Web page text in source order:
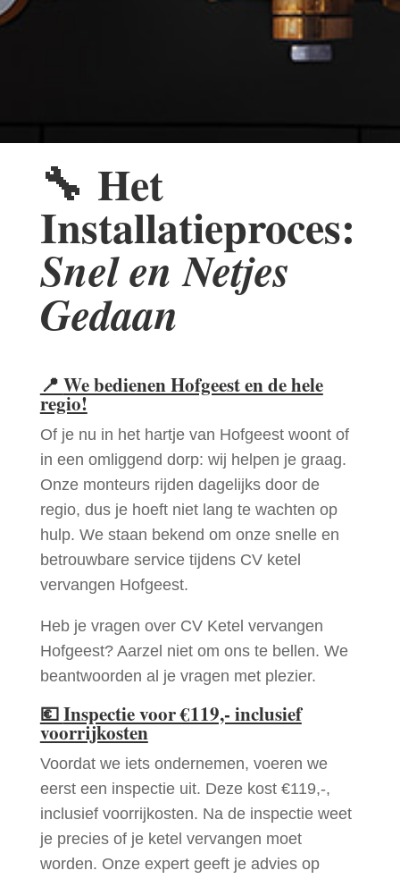
🔧 Het
Installatieproces:
Snel en Netjes
Gedaan
📍 We bedienen Hofgeest en de hele
regio!
Of je nu in het hartje van Hofgeest woont of
in een omliggend dorp: wij helpen je graag.
Onze monteurs rijden dagelijks door de
regio, dus je hoeft niet lang te wachten op
hulp. We staan bekend om onze snelle en
betrouwbare service tijdens CV ketel
vervangen Hofgeest.
Heb je vragen over CV Ketel vervangen
Hofgeest? Aarzel niet om ons te bellen. We
beantwoorden al je vragen met plezier.
💶Inspectie voor €119,- inclusief
voorrijkosten
Voordat we iets ondernemen, voeren we
eerst een inspectie uit. Deze kost €119,-,
inclusief voorrijkosten. Na de inspectie weet
je precies of je ketel vervangen moet
worden. Onze expert geeft je advies op